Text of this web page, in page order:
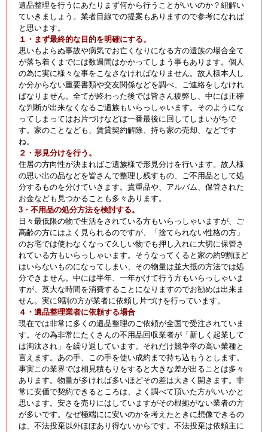
遺品整理を行うにあたりまず何から行うことがいいのか？紐解い
ていきましょう。業者目線での提案もありますので参考になれば
と思います。
１・まず最終的な目的を明確にする。
思いもよらぬ事故や病気でお亡くなりになる方の遺族の場合全て
が落ち着くまでには数週間はかかってしまう事もあります。個人
の為に実に様々な事をこなさなければなりません。故人様本人し
か分からない重要書類や交友関係などを調べ、ご連絡をしなけれ
ばなりません。全てが終わった後では皆さん疲弊し、中には正確
な判断が出来なくなるご遺族もいらっしゃいます。そのようにな
ってしまってはお片づけなどは一番最後に回してしまいがちで
す。家のことなども、賃貸契約解除、持ち家の売却、などです
ね。
２・形見分けを行う。
住居の方向性が決まればご遺族様で形見分けを行います。故人様
の思い出の品などを皆さんで整理し残すもの、ご不用品として処
分するものを分けていきます。貴重品や、アルバム、保管された
お金なども見つかることも多々あります。
3・不用品の処分方法を検討する。
日々最低限の物で生活をされている方もいらっしゃいますが、ご
高齢の方にはよく見られるのですが、「捨てられない性格の方」
のお宅では使わなくなって久しい物でも押し入れに大切に保管さ
れている方もいらっしゃいます。そうなってくると家の約9割ほど
はいらないものになってしまい、その物量は並大抵の方法では処
分できません。中には半年、一年かけて行う方もいらっしゃいま
すが、莫大な時間を消費することになりますのでお勧めは出来ま
せん。実に9割の方が業者に依頼し片づけを行っています。
４・遺品整理業者に依頼する場合
現在では非常に多くの遺品整理のご依頼が全国で受注されていま
す。その為非常にたくさんの不用品回収業者が「新しく起業して
は淘汰され」を繰り返しています。それだけ競争率の高い業種と
言えます。あの手、この手を使い成約まで持ち込もうとします。
事実この業界では相見積もりをすると大きな差が出ることは多々
あります。物量が多ければ多いほどその差は大きく開きます。非
常に安価で契約できるところは、よく調べて頂いた方がいいかと
思います。安さを売りにはしていますがその根拠がない業者の方
が多いです。なぜ極端にに安いのかを考えたときに想像できるの
は、不法投棄以外ほぼあり得ないからです。不法投棄は依頼主に